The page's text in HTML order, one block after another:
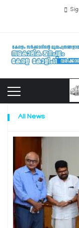
All News